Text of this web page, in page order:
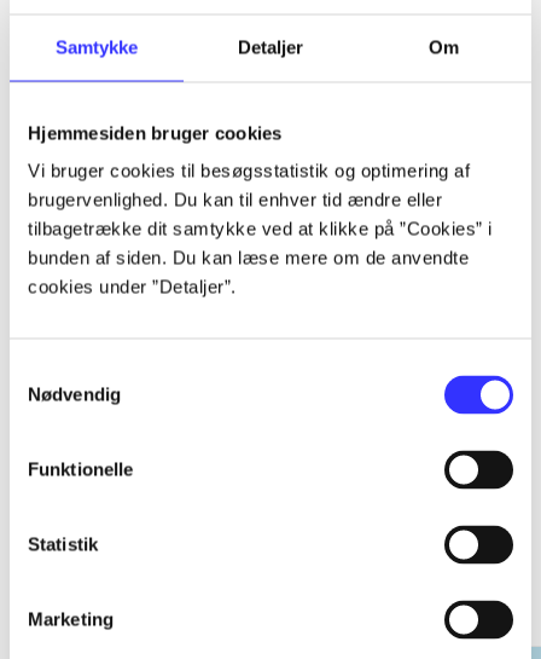
Samtykke Detaljer Om
Hjemmesiden bruger cookies
Vi bruger cookies til besøgsstatistik og optimering af
brugervenlighed. Du kan til enhver tid ændre eller
tilbagetrække dit samtykke ved at klikke på ”Cookies” i
bunden af siden. Du kan læse mere om de anvendte
cookies under ”Detaljer”.
Nødvendig
Funktionelle
Statistik
Marketing
...
...
...
EA sports